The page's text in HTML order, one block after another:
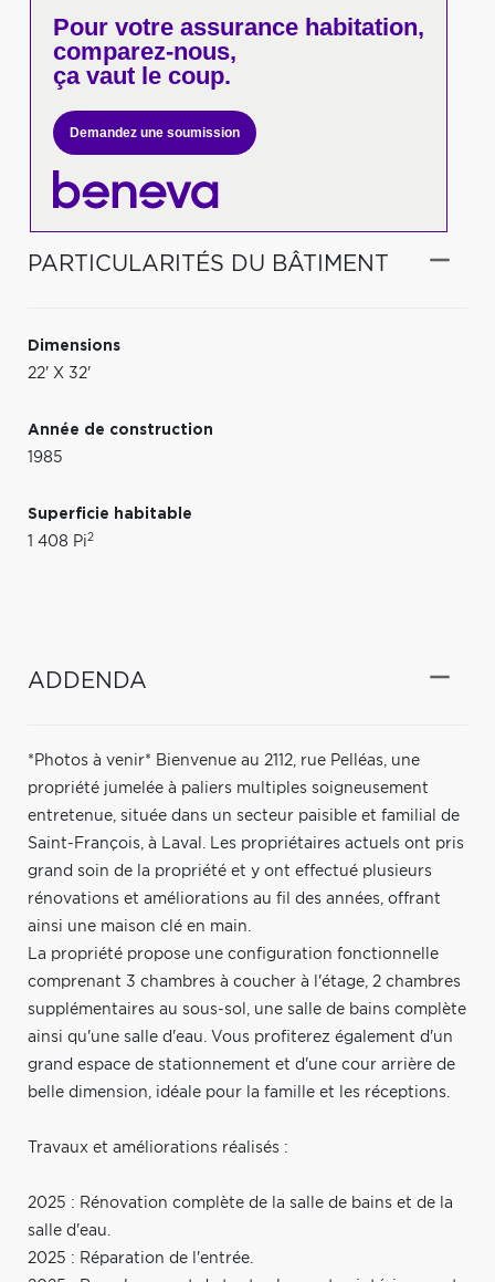
Pour votreassurance habitation,
comparez-nous,
ça vaut le coup.
Demandez une soumission
PARTICULARITÉS DU BÂTIMENT
Dimensions
22' X 32'
Année de construction
1985
Superficie habitable
1 408 Pi2
ADDENDA
*Photos à venir* Bienvenue au 2112, rue Pelléas, une
propriété jumelée à paliers multiples soigneusement
entretenue, située dans un secteur paisible et familial de
Saint-François, à Laval. Les propriétaires actuels ont pris
grand soin de la propriété et y ont effectué plusieurs
rénovations et améliorations au fil des années, offrant
ainsi une maison clé en main.
La propriété propose une configuration fonctionnelle
comprenant 3 chambres à coucher à l'étage, 2 chambres
supplémentaires au sous-sol, une salle de bains complète
ainsi qu'une salle d'eau. Vous profiterez également d'un
grand espace de stationnement et d'une cour arrière de
belle dimension, idéale pour la famille et les réceptions.
Travaux et améliorations réalisés :
2025 : Rénovation complète de la salle de bains et de la
salle d'eau.
2025 : Réparation de l'entrée.